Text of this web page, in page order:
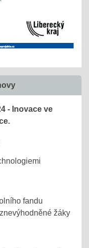
- Inovace ve
fandu
žáky